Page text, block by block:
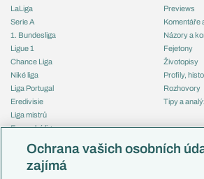
LaLiga
Serie A
1. Bundesliga
Ligue 1
Chance Liga
Niké liga
Liga Portugal
Eredivisie
Liga mistrů
Evropská liga
Mistrovství světa
Liga národů
Previews
Komentáře
Názory a
Fejetony
Životopisy
Profily,
Rozhovory
Tipy a
Česko
Ochrana vašich osobních
zajímá